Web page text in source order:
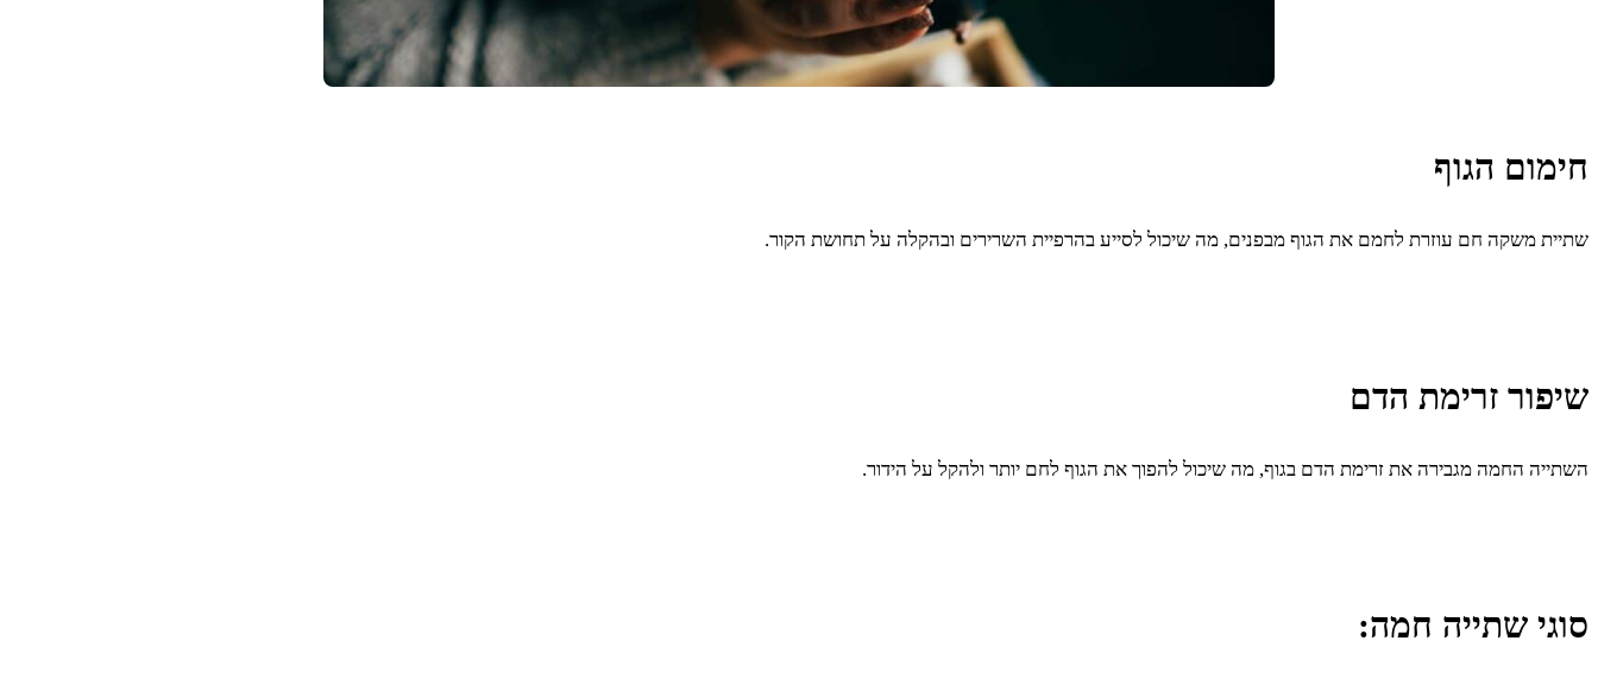
חימום הגוף
שתיית משקה חם עוזרת לחמם את הגוף מבפנים, מה שיכול לסייע בהרפיית השרירים ובהקלה על תחושת הקור.
שיפור זרימת הדם
השתייה החמה מגבירה את זרימת הדם בגוף, מה שיכול להפוך את הגוף לחם יותר ולהקל על הידור.
סוגי שתייה חמה: